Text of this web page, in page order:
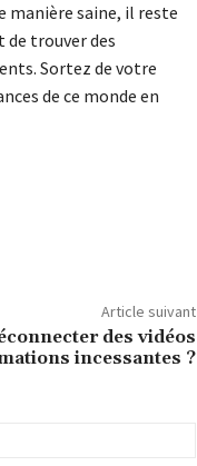
manière saine, il reste
de trouver des
Sortez de votre
de ce monde en
Article suivant
des vidéos
incessantes ?